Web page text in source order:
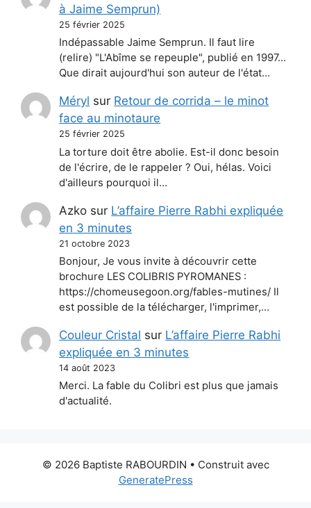
à Jaime Semprun)
25 février 2025
Indépassable Jaime Semprun. Il faut lire
(relire) "L'Abîme se repeuple", publié en 1997...
Que dirait aujourd'hui son auteur de l'état…
Méryl sur Retour de corrida – le minot
face au minotaure
25 février 2025
La torture doit être abolie. Est-il donc besoin
de l'écrire, de le rappeler ? Oui, hélas. Voici
d'ailleurs pourquoi il…
Azko sur L’affaire Pierre Rabhi expliquée
en 3 minutes
21 octobre 2023
Bonjour, Je vous invite à découvrir cette
brochure LES COLIBRIS PYROMANES :
https://chomeusegoon.org/fables-mutines/ Il
est possible de la télécharger, l'imprimer,…
Couleur Cristal sur L’affaire Pierre Rabhi
expliquée en 3 minutes
14 août 2023
Merci. La fable du Colibri est plus que jamais
d'actualité.
© 2026 Baptiste RABOURDIN • Construit avec
GeneratePress